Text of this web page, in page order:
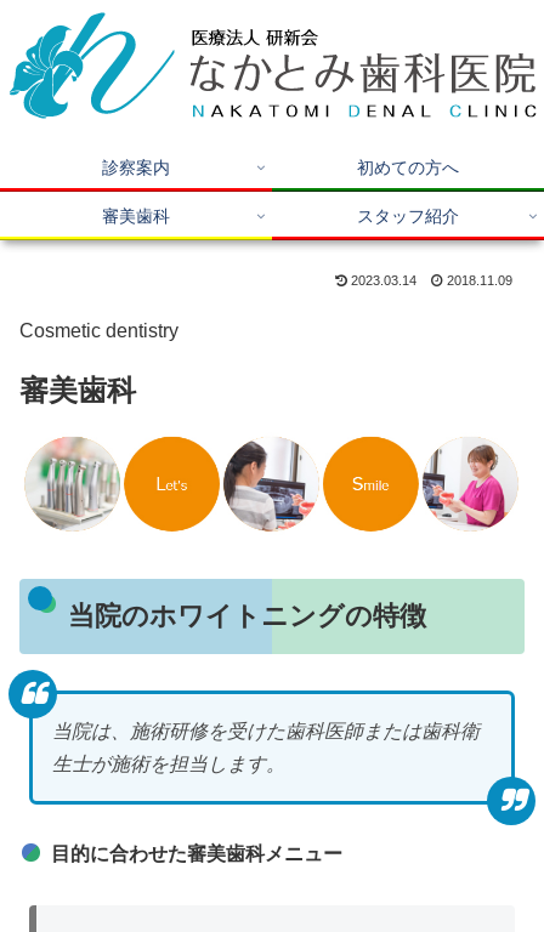
診察案内 初めての方へ
審美歯科 スタッフ紹介
2023.03.14 2018.11.09
Cosmetic dentistry
審美歯科
当院のホワイトニングの特徴
当院は、施術研修を受けた歯科医師または歯科衛
生士が施術を担当します。
目的に合わせた審美歯科メニュー